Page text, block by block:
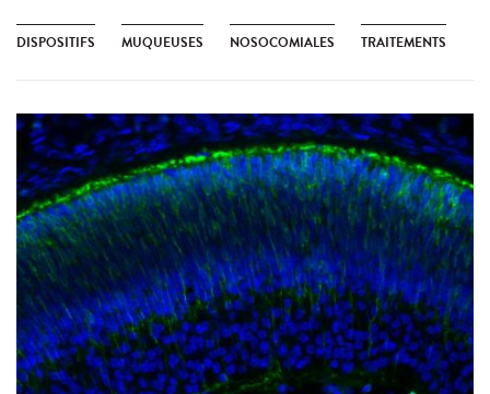
DISPOSITIFS MUQUEUSES NOSOCOMIALES TRAITEMENTS